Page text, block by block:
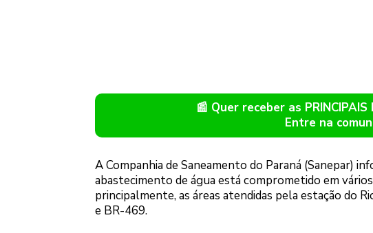
📰 Quer receber as
Entre na
A Companhia de Saneamento do Paraná (Sanepar)
abastecimento de água está comprometido em
principalmente, as áreas atendidas pela estação do
e BR-469.